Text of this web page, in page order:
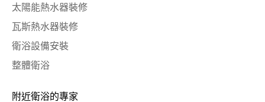
太陽能熱水器裝修
瓦斯熱水器裝修
衛浴設備安裝
整體衛浴
附近衛浴的專家